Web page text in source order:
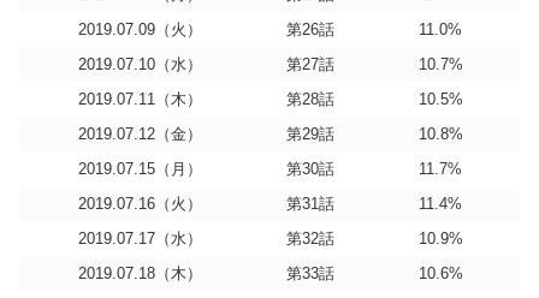
2019.07.09（火）
第26話
11.0%
2019.07.10（水）
第27話
10.7%
2019.07.11（木）
第28話
10.5%
2019.07.12（金）
第29話
10.8%
2019.07.15（月）
第30話
11.7%
2019.07.16（火）
第31話
11.4%
2019.07.17（水）
第32話
10.9%
2019.07.18（木）
第33話
10.6%